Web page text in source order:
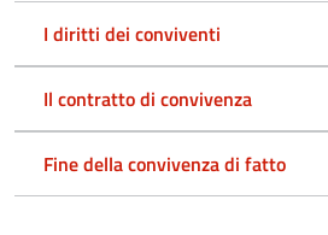
I diritti dei conviventi
Il contratto di convivenza
Fine della convivenza di fatto